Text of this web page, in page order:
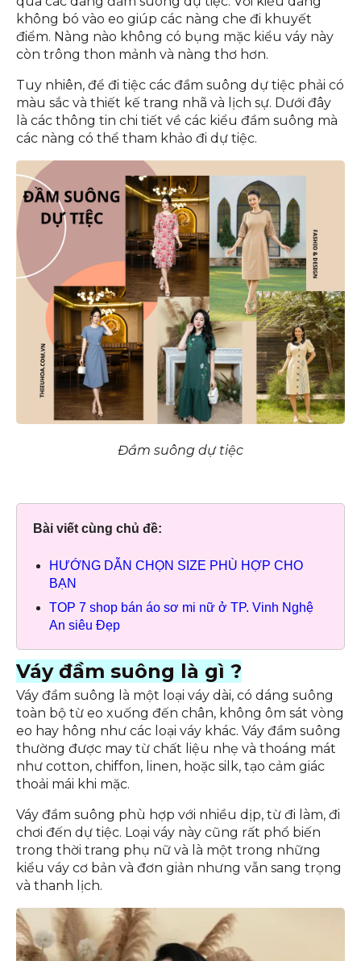
không bó vào eo giúp các nàng che đi khuyết
điểm. Nàng nào không có bụng mặc kiểu váy này
còn trông thon mảnh và nàng thơ hơn.
Tuy nhiên, để đi tiệc các đầm suông dự tiệc phải có
màu sắc và thiết kế trang nhã và lịch sự. Dưới đây
là các thông tin chi tiết về các kiểu đầm suông mà
các nàng có thể tham khảo đi dự tiệc.
Đầm suông dự tiệc
Bài viết cùng chủ đề:
HƯỚNG DẪN CHỌN SIZE PHÙ HỢP CHO
BẠN
TOP 7 shop bán áo sơ mi nữ ở TP. Vinh Nghệ
An siêu Đẹp
Váy đầm suông là gì ?
Váy đầm suông là một loại váy dài, có dáng suông
toàn bộ từ eo xuống đến chân, không ôm sát vòng
eo hay hông như các loại váy khác. Váy đầm suông
thường được may từ chất liệu nhẹ và thoáng mát
như cotton, chiffon, linen, hoặc silk, tạo cảm giác
thoải mái khi mặc.
Váy đầm suông phù hợp với nhiều dịp, từ đi làm, đi
chơi đến dự tiệc. Loại váy này cũng rất phổ biến
trong thời trang phụ nữ và là một trong những
kiểu váy cơ bản và đơn giản nhưng vẫn sang trọng
và thanh lịch.